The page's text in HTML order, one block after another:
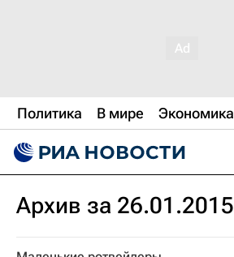
Политика В мире Экономика
Архив за 26.01.2015